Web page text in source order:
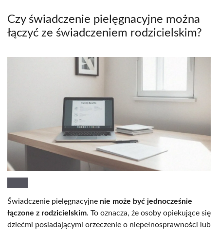
Czy świadczenie pielęgnacyjne można
łączyć ze świadczeniem rodzicielskim?
Świadczenie pielęgnacyjne nie może być jednocześnie
łączone z rodzicielskim. To oznacza, że osoby opiekujące się
dziećmi posiadającymi orzeczenie o niepełnosprawności lub